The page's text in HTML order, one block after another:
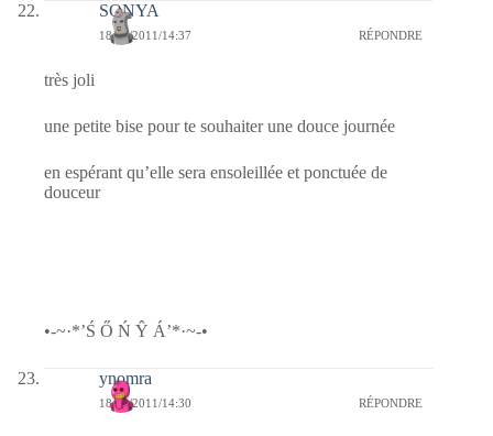
SONYA
18/10/2011/14:37 RÉPONDRE
très joli
une petite bise pour te souhaiter une douce journée
en espérant qu’elle sera ensoleillée et ponctuée de
douceur
•-~·*’Ś Ő Ń Ŷ Á’*·~-•
ynomra
18/10/2011/14:30 RÉPONDRE